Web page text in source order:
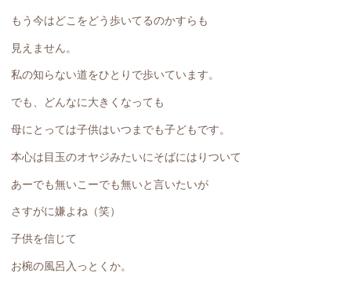
もう今はどこをどう歩いてるのかすらも
見えません。
私の知らない道をひとりで歩いています。
でも、どんなに大きくなっても
母にとっては子供はいつまでも子どもです。
本心は目玉のオヤジみたいにそばにはりついて
あーでも無いこーでも無いと言いたいが
さすがに嫌よね（笑）
子供を信じて
お椀の風呂入っとくか。